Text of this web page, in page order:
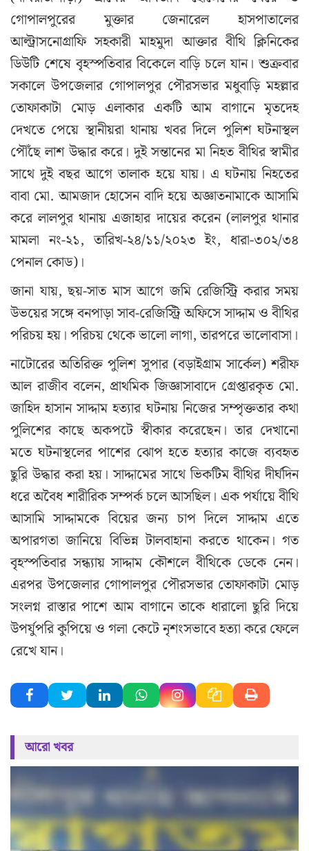
গোপালপুরের মুক্তার জেনারেল হাসপাতালের
আল্ট্রাসনোগ্রাফি সহকারী মাহমুদা আক্তার বীথি ক্লিনিকের
ডিউটি শেষে বৃহস্পতিবার বিকেলে বাড়ি চলে যান। শুক্রবার
সকালে উপজেলার গোপালপুর পৌরসভার মধুবাড়ি মহল্লার
তোফাকাটা মোড় এলাকার একটি আম বাগানে মৃতদেহ
দেখতে পেয়ে স্থানীয়রা থানায় খবর দিলে পুলিশ ঘটনাস্থল
পৌঁছে লাশ উদ্ধার করে। দুই সন্তানের মা নিহত বীথির স্বামীর
সাথে দুই বছর আগে তালাক হয়ে যায়। এ ঘটনায় নিহতের
বাবা মো. আমজাদ হোসেন বাদি হয়ে অজ্ঞাতনামাকে আসামি
করে লালপুর থানায় এজাহার দায়ের করেন (লালপুর থানার
মামলা নং-২১, তারিখ-২৪/১১/২০২৩ ইং, ধারা-৩০২/৩৪
পেনাল কোড)।
জানা যায়, ছয়-সাত মাস আগে জমি রেজিস্ট্রি করার সময়
উভয়ের সঙ্গে বনপাড়া সাব-রেজিস্ট্রি অফিসে সাদ্দাম ও বীথির
পরিচয় হয়। পরিচয় থেকে ভালো লাগা, তারপরে ভালোবাসা।
নাটোরের অতিরিক্ত পুলিশ সুপার (বড়াইগ্রাম সার্কেল) শরীফ
আল রাজীব বলেন, প্রাথমিক জিজ্ঞাসাবাদে গ্রেপ্তারকৃত মো.
জাহিদ হাসান সাদ্দাম হত্যার ঘটনায় নিজের সম্পৃক্ততার কথা
পুলিশের কাছে অকপটে স্বীকার করেছেন। তার দেখানো
মতে ঘটনাস্থলের পাশের ঝোপ হতে হত্যার কাজে ব্যবহৃত
ছুরি উদ্ধার করা হয়। সাদ্দামের সাথে ভিকটিম বীথির দীর্ঘদিন
ধরে অবৈধ শারীরিক সম্পর্ক চলে আসছিল। এক পর্যায়ে বীথি
আসামি সাদ্দামকে বিয়ের জন্য চাপ দিলে সাদ্দাম এতে
অপারগতা জানিয়ে বিভিন্ন টালবাহানা করতে থাকেন। গত
বৃহস্পতিবার সন্ধ্যায় সাদ্দাম কৌশলে বীথিকে ডেকে নেন।
এরপর উপজেলার গোপালপুর পৌরসভার তোফাকাটা মোড়
সংলগ্ন রাস্তার পাশে আম বাগানে তাকে ধারালো ছুরি দিয়ে
উপর্যুপরি কুপিয়ে ও গলা কেটে নৃশংসভাবে হত্যা করে ফেলে
রেখে যান।
আরো খবর